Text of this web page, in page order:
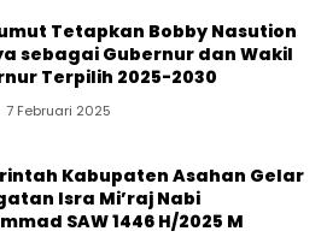
Tetapkan Bobby Nasution
sebagai Gubernur dan Wakil
Terpilih 2025-2030
7 Februari 2025
Kabupaten Asahan Gelar
Isra Mi’raj Nabi
SAW 1446 H/2025 M